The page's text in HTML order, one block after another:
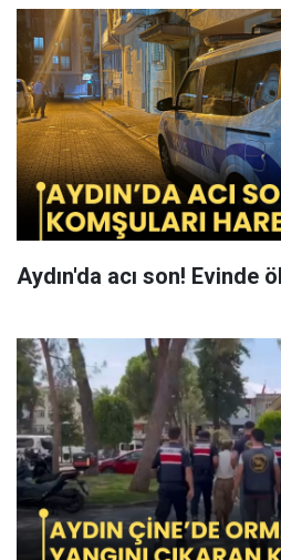
Aydın'da acı son! Evinde